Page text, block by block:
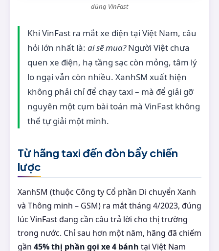
dùng VinFast
Khi VinFast ra mắt xe điện tại Việt Nam, câu
hỏi lớn nhất là: ai sẽ mua?Người Việt chưa
quen xe điện, hạ tầng sạc còn mỏng, tâm lý
lo ngại vẫn còn nhiều. XanhSM xuất hiện
không phải chỉ để chạy taxi – mà để giải gỡ
nguyên một cụm bài toán mà VinFast không
thể tự giải một mình.
Từ hãng taxi đến đòn bẩy chiến
lược
XanhSM (thuộc Công ty Cổ phần Di chuyển Xanh
và Thông minh – GSM) ra mắt tháng 4/2023, đúng
lúc VinFast đang cần câu trả lời cho thị trường
trong nước. Chỉ sau hơn một năm, hãng đã chiếm
gần 45% thị phần gọi xe 4 bánh tại Việt Nam